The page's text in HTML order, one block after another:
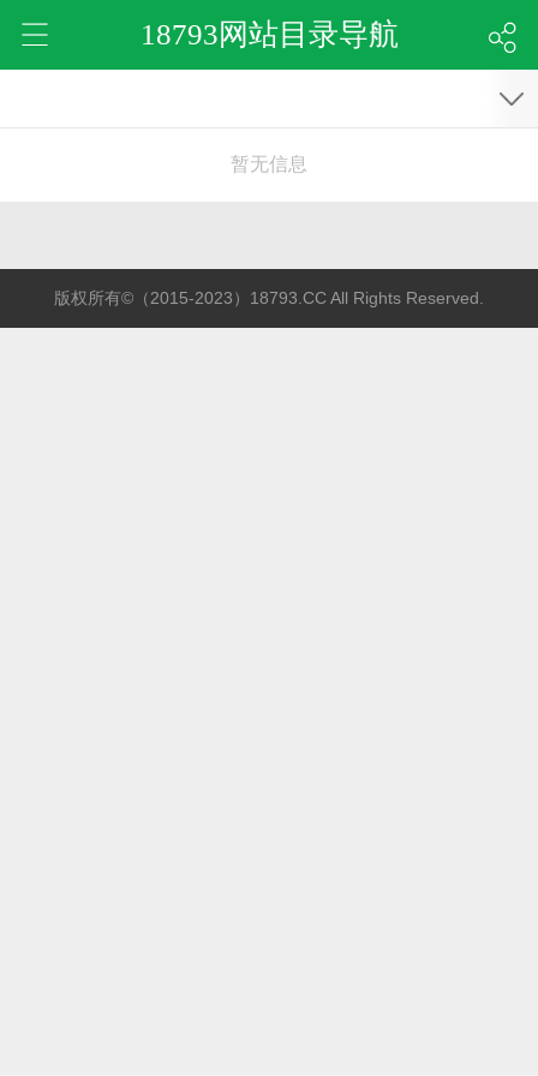
18793网站目录导航
暂无信息
版权所有©（2015-2023）18793.CC All Rights Reserved.